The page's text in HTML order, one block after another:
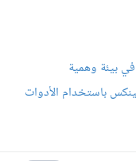
بيئة وهمية
باستخدام الأدوات